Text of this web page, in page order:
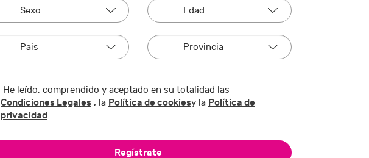
He leído, comprendido y aceptado en su totalidad las
Condiciones Legales , la Política de cookiesy la Política de
privacidad.